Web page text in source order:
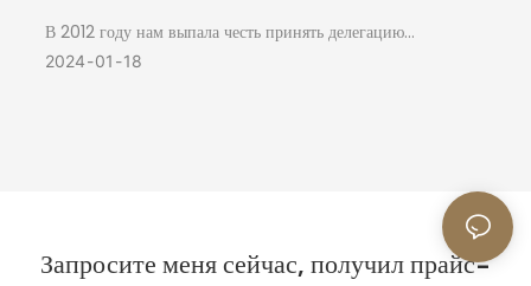
В 2012 году нам выпала честь принять делегацию
уважаемых клиентов из США для углубленного
2024 01 18
Запросите меня сейчас, получил прайс-